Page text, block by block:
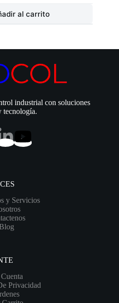
al carrito
industrial con soluciones
tecnología.
y Servicios
Privacidad